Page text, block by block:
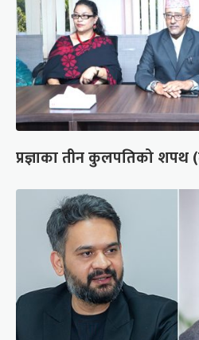
प्रज्ञाका तीन कुलपतिको शपथ